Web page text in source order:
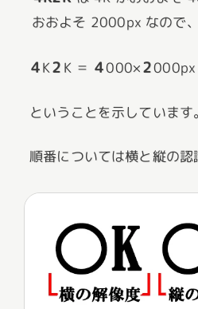
おおよそ 2000px なので
4K2 K ＝ 4000×2000px
ということを示しています。
順番については横と縦の認